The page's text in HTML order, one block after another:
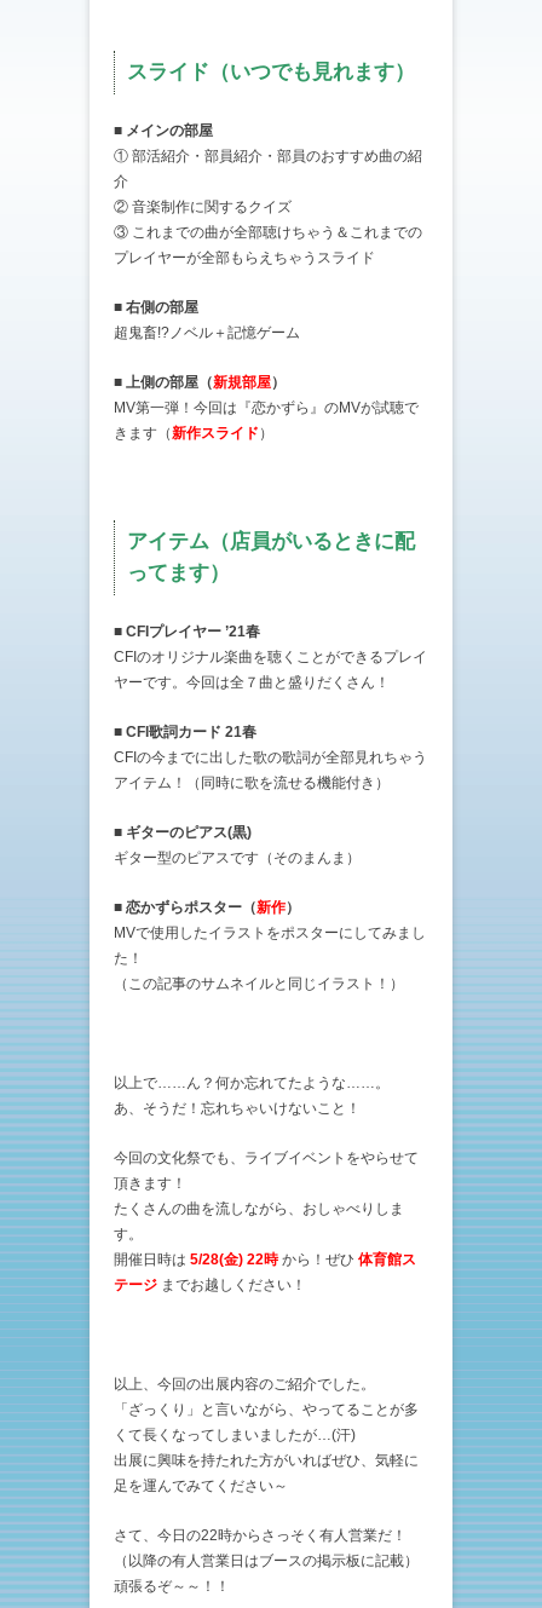
スライド（いつでも見れます）
■ メインの部屋
① 部活紹介・部員紹介・部員のおすすめ曲の紹
介
② 音楽制作に関するクイズ
③ これまでの曲が全部聴けちゃう＆これまでの
プレイヤーが全部もらえちゃうスライド
■ 右側の部屋
超鬼畜!?ノベル＋記憶ゲーム
■ 上側の部屋（新規部屋）
MV第一弾！今回は『恋かずら』のMVが試聴で
きます（新作スライド ）
アイテム（店員がいるときに配
ってます）
■ CFIプレイヤー ’21春
CFIのオリジナル楽曲を聴くことができるプレイ
ヤーです。今回は全７曲と盛りだくさん！
■ CFI歌詞カード 21春
CFIの今までに出した歌の歌詞が全部見れちゃう
アイテム！（同時に歌を流せる機能付き）
■ ギターのピアス(黒)
ギター型のピアスです（そのまんま）
■ 恋かずらポスター（新作）
MVで使用したイラストをポスターにしてみまし
た！
（この記事のサムネイルと同じイラスト！）
以上で……ん？何か忘れてたような……。
あ、そうだ！忘れちゃいけないこと！
今回の文化祭でも、ライブイベントをやらせて
頂きます！
たくさんの曲を流しながら、おしゃべりしま
す。
開催日時は 5/28(金) 22時から！ぜひ 体育館ス
テージ までお越しください！
以上、今回の出展内容のご紹介でした。
「ざっくり」と言いながら、やってることが多
くて長くなってしまいましたが…(汗)
出展に興味を持たれた方がいればぜひ、気軽に
足を運んでみてください～
さて、今日の22時からさっそく有人営業だ！
（以降の有人営業日はブースの掲示板に記載）
頑張るぞ～～！！